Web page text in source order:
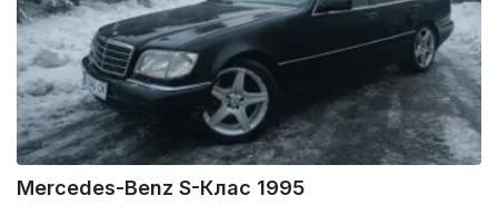
Mercedes-Benz S-Клас 1995